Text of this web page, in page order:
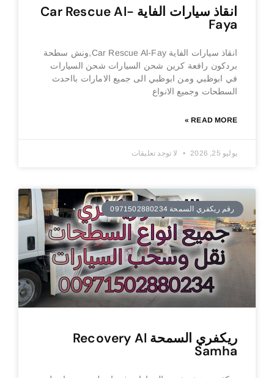
انقاذ سيارات الفاية Car Rescue Al-
Faya
انقاذ سيارات الفاية Car Rescue Al-Fay,ونش سطحة
بردكون رافعة كرين شحن السيارات شحن السيارات
في ابوظبي ومن ابوظبي الى جميع الامارات بااحدث
السطحات وجميع الانواع
READ MORE »
يوليو 25, 2026 لا توجد تعليقات
رقم ريكفري السمحة 0971502880234
ريكفري السمحة Recovery Al
Samha